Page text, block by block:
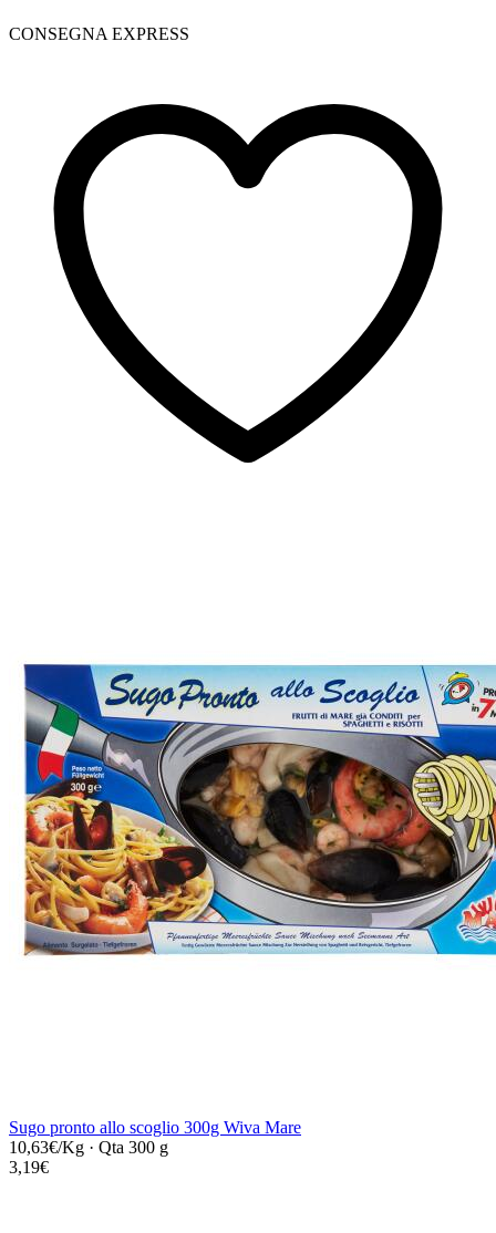
CONSEGNA EXPRESS
Sugo pronto allo scoglio 300g Wiva Mare
10,63€/Kg · Qta 300 g
3,19€